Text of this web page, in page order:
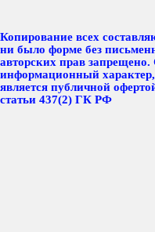
Копирование всех
ни было форме без
авторских прав
информационный
является публичной
статьи 437(2) ГК РФ